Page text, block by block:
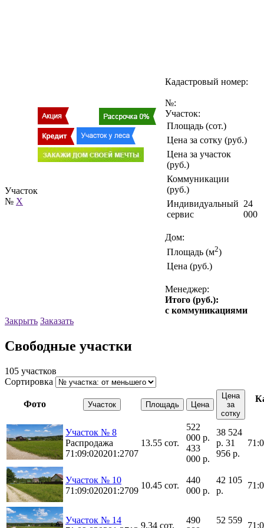
Участок
№ X
Кадастровый номер:
№:
Участок:
Площадь (сот.)
Цена за сотку (руб.)
Цена за участок
(руб.)
Коммуникации
(руб.)
Индивидуальный
сервис
24
000
Дом:
Площадь (м2)
Цена (руб.)
Менеджер:
Итого (руб.):
с коммуникациями
Закрыть Заказать
Свободные участки
105 участков
Сортировка
Фото Участок Площадь Цена
Цена
за
сотку
Участок № 8
Распродажа
71:09:020201:2707
13.55 сот.
522
000 р.
433
000 р.
38 524
р. 31
956 р.
Участок № 10
71:09:020201:2709
10.45 сот.
440
000 р.
42 105
р.
Участок № 14
9.34 сот.
490
52 559